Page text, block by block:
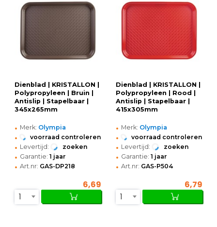
Dienblad | KRISTALLON |
Polypropyleen | Bruin |
Antislip | Stapelbaar |
345x265mm
• Merk: Olympia
• voorraad controleren
• Levertijd: zoeken
• Garantie: 1 jaar
• Art.nr: GAS-DP218
6,69
1
Dienblad | KRISTALLON |
Polypropyleen | Rood |
Antislip | Stapelbaar |
415x305mm
• Merk: Olympia
• voorraad controleren
• Levertijd: zoeken
• Garantie: 1 jaar
• Art.nr: GAS-P504
6,79
1